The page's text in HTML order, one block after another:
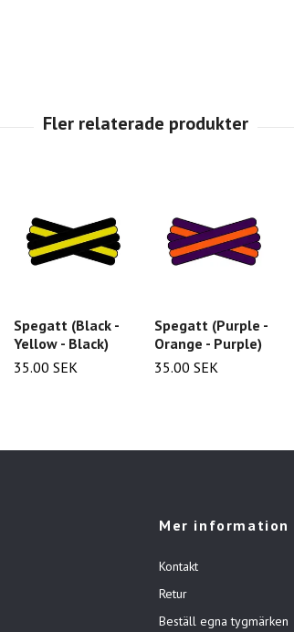
Spegatt (Black -
Yellow - Black)
35.00 SEK
Spegatt (Purple -
Orange - Purple)
35.00 SEK
Mer information
Kontakt
Retur
Beställ egna tygmärken